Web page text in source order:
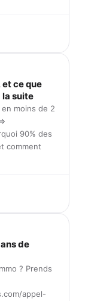
ce que
la suite
moins de 2
90% des
comment
de
? Prends
appel-